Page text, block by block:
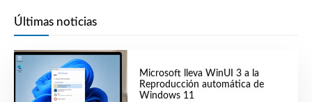
Últimas noticias
Microsoft lleva WinUI 3 a la
Reproducción automática de
Windows 11